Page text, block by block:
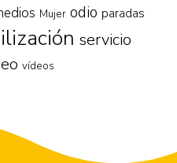
Mujer odio paradas
servicio
vídeos